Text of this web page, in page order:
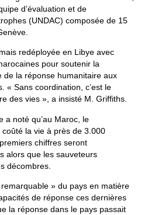
d’évaluation et de
(UNDAC) composée de 15
redéployée en Libye avec
pour soutenir la
de la réponse humanitaire aux
« Sans coordination, c’est le
des vies », a insisté M. Griffiths.
a noté qu’au Maroc, le
la vie à près de 3.000
chiffres seront
alors que les sauveteurs
décombres.
remarquable » du pays en matière
de réponse ces dernières
la réponse dans le pays passait